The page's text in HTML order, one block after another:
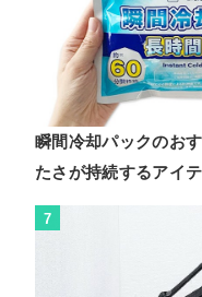
瞬間冷却パックのお
たさが持続するアイ
7